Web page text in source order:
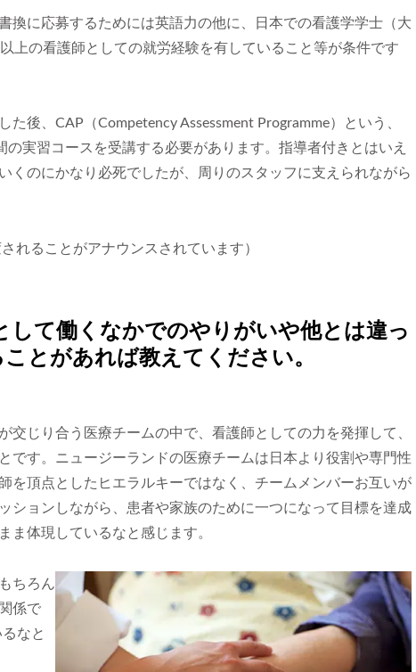
換に応募するためには英語力の他に、日本での看護学学士（大
上の看護師としての就労経験を有していること等が条件です
後、CAP（Competency Assessment Programme）という、
実習コースを受講する必要があります。指導者付きとはいえ
くのにかなり必死でしたが、周りのスタッフに支えられながら
れることがアナウンスされています）
して働くなかでのやりがいや他とは違っ
とがあれば教えてください。
じり合う医療チームの中で、看護師としての力を発揮して、
です。ニュージーランドの医療チームは日本より役割や専門性
を頂点としたヒエラルキーではなく、チームメンバーお互いが
ションしながら、患者や家族のために一つになって目標を達成
ま体現しているなと感じます。
ちろん
係で
なと